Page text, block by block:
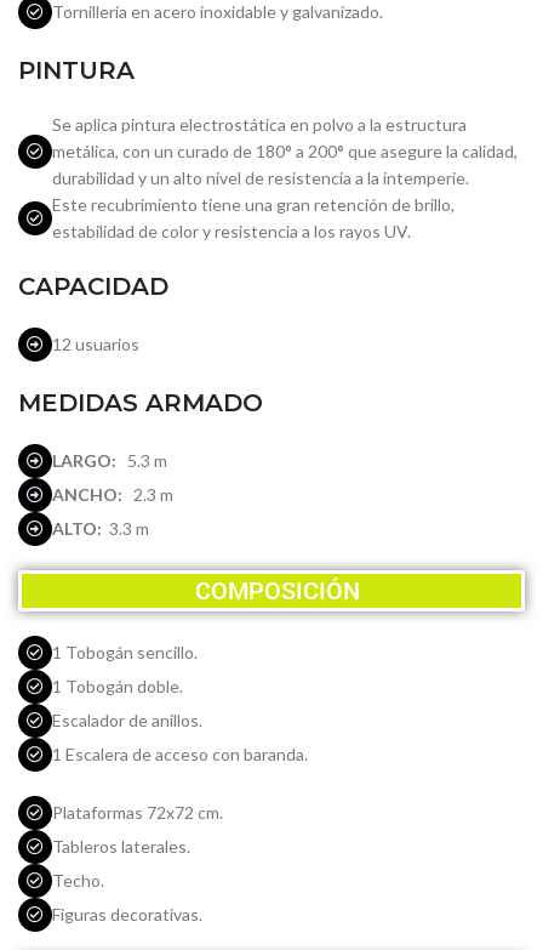
Tornillería en acero inoxidable y galvanizado.
PINTURA
Se aplica pintura electrostática en polvo a la estructura
metálica, con un curado de 180° a 200° que asegure la calidad,
durabilidad y un alto nivel de resistencia a la intemperie.
Este recubrimiento tiene una gran retención de brillo,
estabilidad de color y resistencia a los rayos UV.
CAPACIDAD
12 usuarios
MEDIDAS ARMADO
LARGO: 5.3 m
ANCHO: 2.3 m
ALTO: 3.3 m
COMPOSICIÓN
1 Tobogán sencillo.
1 Tobogán doble.
Escalador de anillos.
1 Escalera de acceso con baranda.
Plataformas 72x72 cm.
Tableros laterales.
Techo.
Figuras decorativas.